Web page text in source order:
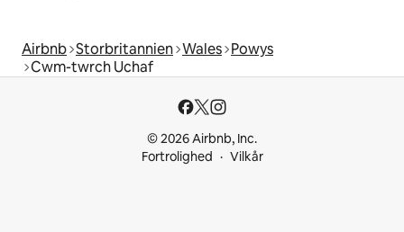
Airbnb Storbritannien Wales Powys
Cwm-twrch Uchaf
© 2026 Airbnb, Inc.
Fortrolighed
Vilkår